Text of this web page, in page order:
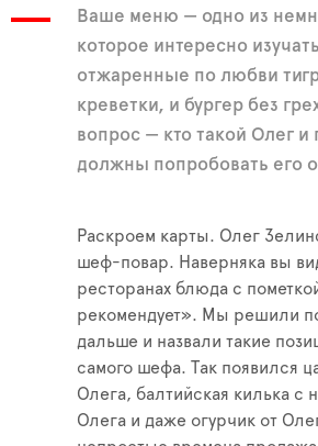
Ваше меню — одно из
которое интересно
отжаренные по любви
креветки, и бургер без
вопрос — кто такой Олег и
должны попробовать его
Раскроем карты. Олег
шеф-повар. Наверняка вы
ресторанах блюда с
рекомендует». Мы решили
дальше и назвали такие
самого шефа. Так появился
Олега, балтийская килька с
Олега и даже огурчик от